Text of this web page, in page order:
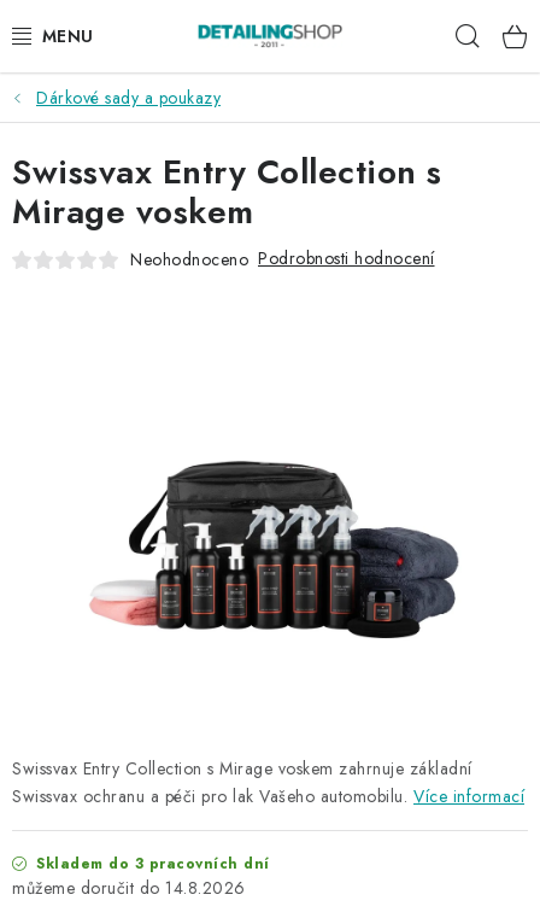
na
AKCE
NOVINKY
EXTERIÉR
NAŠE SLUŽBY
KONTAKTY
Věrnostní program
Všeobecné obchodní podmínky
Podmínky ochrany osobních údajů
Mapa serveru
Dárkové sady a poukazy
Swissvax Entry Collection s Mirage voskem zahrnuje základní
Swissvax ochranu a péči pro lak Vašeho automobilu. Více informací
Skladem do 3 pracovních dní
14.8.2026
Swissvax Entry Collection s
Mirage voskem
Neohodnoceno Podrobnosti hodnocení